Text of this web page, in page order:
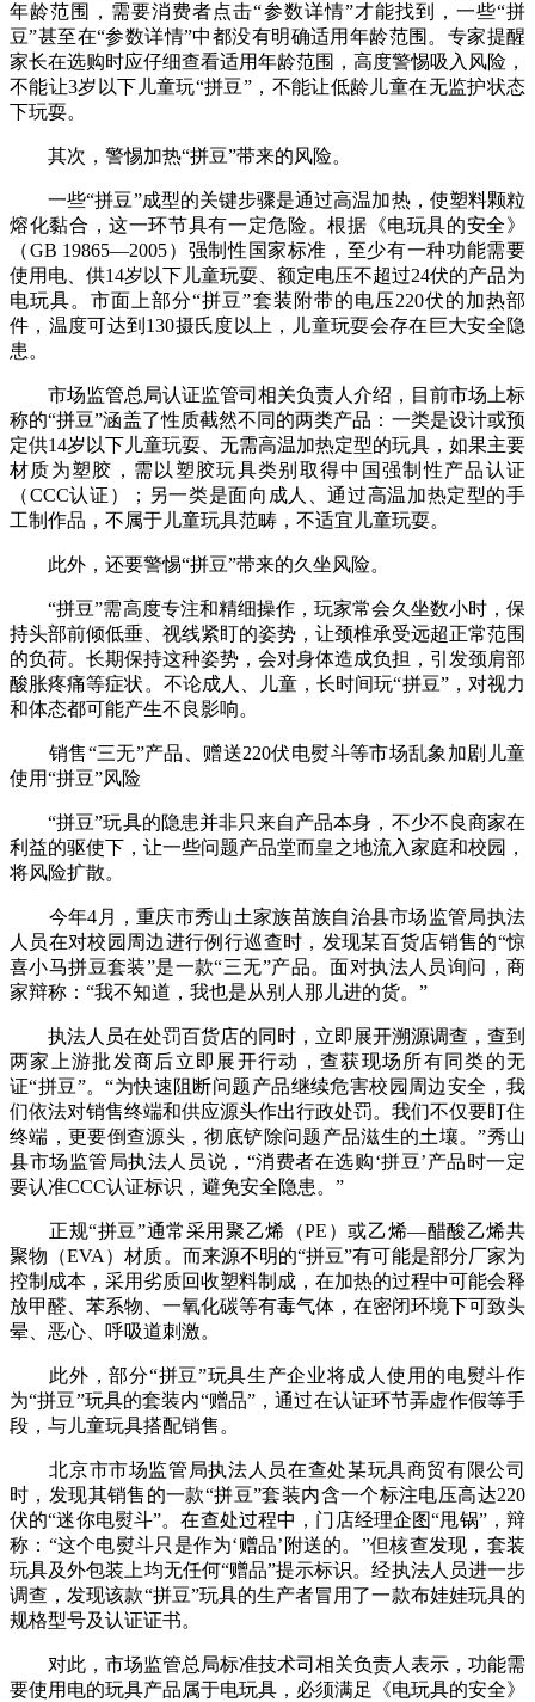
年龄范围，需要消费者点击“参数详情”才能找到，一些“拼
豆”甚至在“参数详情”中都没有明确适用年龄范围。专家提醒
家长在选购时应仔细查看适用年龄范围，高度警惕吸入风险，
不能让3岁以下儿童玩“拼豆”，不能让低龄儿童在无监护状态
下玩耍。
其次，警惕加热“拼豆”带来的风险。
一些“拼豆”成型的关键步骤是通过高温加热，使塑料颗粒
熔化黏合，这一环节具有一定危险。根据《电玩具的安全》
（GB 19865—2005）强制性国家标准，至少有一种功能需要
使用电、供14岁以下儿童玩耍、额定电压不超过24伏的产品为
电玩具。市面上部分“拼豆”套装附带的电压220伏的加热部
件，温度可达到130摄氏度以上，儿童玩耍会存在巨大安全隐
患。
市场监管总局认证监管司相关负责人介绍，目前市场上标
称的“拼豆”涵盖了性质截然不同的两类产品：一类是设计或预
定供14岁以下儿童玩耍、无需高温加热定型的玩具，如果主要
材质为塑胶，需以塑胶玩具类别取得中国强制性产品认证
（CCC认证）；另一类是面向成人、通过高温加热定型的手
工制作品，不属于儿童玩具范畴，不适宜儿童玩耍。
此外，还要警惕“拼豆”带来的久坐风险。
“拼豆”需高度专注和精细操作，玩家常会久坐数小时，保
持头部前倾低垂、视线紧盯的姿势，让颈椎承受远超正常范围
的负荷。长期保持这种姿势，会对身体造成负担，引发颈肩部
酸胀疼痛等症状。不论成人、儿童，长时间玩“拼豆”，对视力
和体态都可能产生不良影响。
销售“三无”产品、赠送220伏电熨斗等市场乱象加剧儿童
使用“拼豆”风险
“拼豆”玩具的隐患并非只来自产品本身，不少不良商家在
利益的驱使下，让一些问题产品堂而皇之地流入家庭和校园，
将风险扩散。
今年4月，重庆市秀山土家族苗族自治县市场监管局执法
人员在对校园周边进行例行巡查时，发现某百货店销售的“惊
喜小马拼豆套装”是一款“三无”产品。面对执法人员询问，商
家辩称：“我不知道，我也是从别人那儿进的货。”
执法人员在处罚百货店的同时，立即展开溯源调查，查到
两家上游批发商后立即展开行动，查获现场所有同类的无
证“拼豆”。“为快速阻断问题产品继续危害校园周边安全，我
们依法对销售终端和供应源头作出行政处罚。我们不仅要盯住
终端，更要倒查源头，彻底铲除问题产品滋生的土壤。”秀山
县市场监管局执法人员说，“消费者在选购‘拼豆’产品时一定
要认准CCC认证标识，避免安全隐患。”
正规“拼豆”通常采用聚乙烯（PE）或乙烯—醋酸乙烯共
聚物（EVA）材质。而来源不明的“拼豆”有可能是部分厂家为
控制成本，采用劣质回收塑料制成，在加热的过程中可能会释
放甲醛、苯系物、一氧化碳等有毒气体，在密闭环境下可致头
晕、恶心、呼吸道刺激。
此外，部分“拼豆”玩具生产企业将成人使用的电熨斗作
为“拼豆”玩具的套装内“赠品”，通过在认证环节弄虚作假等手
段，与儿童玩具搭配销售。
北京市市场监管局执法人员在查处某玩具商贸有限公司
时，发现其销售的一款“拼豆”套装内含一个标注电压高达220
伏的“迷你电熨斗”。在查处过程中，门店经理企图“甩锅”，辩
称：“这个电熨斗只是作为‘赠品’附送的。”但核查发现，套装
玩具及外包装上均无任何“赠品”提示标识。经执法人员进一步
调查，发现该款“拼豆”玩具的生产者冒用了一款布娃娃玩具的
规格型号及认证证书。
对此，市场监管总局标准技术司相关负责人表示，功能需
要使用电的玩具产品属于电玩具，必须满足《电玩具的安全》